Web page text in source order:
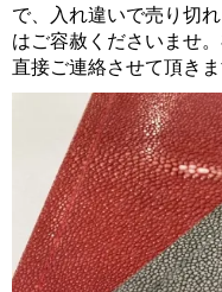
で、入れ違いで売り切
はご容赦くださいませ
直接ご連絡させて頂きま